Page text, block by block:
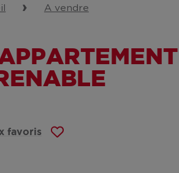
A vendre
favoris